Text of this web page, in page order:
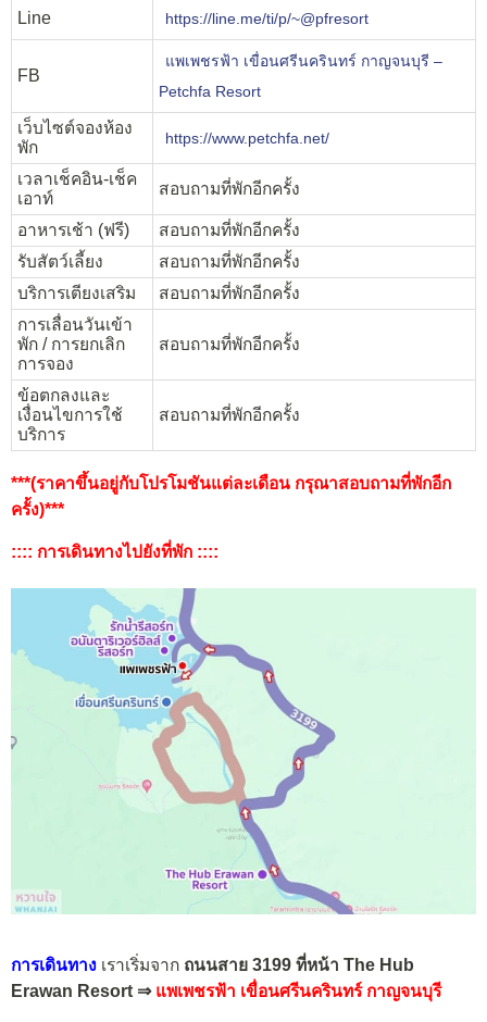
Line
https://line.me/ti/p/~@pfresort
FB
แพเพชรฟ้า เขื่อนศรีนครินทร์ กาญจนบุรี –
Petchfa Resort
เว็บไซต์จองห้อง
พัก
https://www.petchfa.net/
เวลาเช็คอิน-เช็ค
เอาท์
สอบถามที่พักอีกครั้ง
อาหารเช้า (ฟรี)
สอบถามที่พักอีกครั้ง
รับสัตว์เลี้ยง
สอบถามที่พักอีกครั้ง
บริการเตียงเสริม
สอบถามที่พักอีกครั้ง
การเลื่อนวันเข้า
พัก / การยกเลิก
การจอง
สอบถามที่พักอีกครั้ง
ข้อตกลงและ
เงื่อนไขการใช้
บริการ
สอบถามที่พักอีกครั้ง
***(ราคาขึ้นอยู่กับโปรโมชันแต่ละเดือน กรุณาสอบถามที่พักอีก
ครั้ง)***
:::: การเดินทางไปยังที่พัก ::::
การเดินทาง เราเริ่มจาก ถนนสาย 3199 ที่หน้า The Hub
Erawan Resort ⇒ แพเพชรฟ้า เขื่อนศรีนครินทร์ กาญจนบุรี